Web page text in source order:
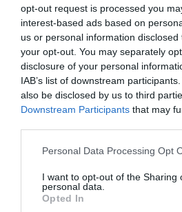
opt-out request is processed you
interest-based ads based on
us or personal information
your opt-out. You may separately
disclosure of your personal
IAB’s list of downstream
also be disclosed by us to third
Downstream Participants that may
Please note that this website/app
not limited to your visit or usage
grant or deny consent to Google
use your data for below specified
Personal Data Processing Opt
I want to opt-out of the Sharing
personal data.
Opted In